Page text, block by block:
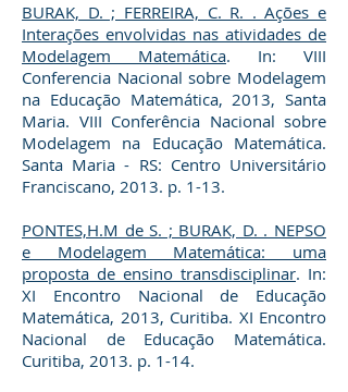
BURAK, D. ; FERREIRA, C. R. . Ações e
Interações envolvidas nas atividades de
Modelagem Matemática. In: VIII
Conferencia Nacional sobre Modelagem
na Educação Matemática, 2013, Santa
Maria. VIII Conferência Nacional sobre
Modelagem na Educação Matemática.
Santa Maria - RS: Centro Universitário
Franciscano, 2013. p. 1-13.
PONTES,H.M de S. ; BURAK, D. . NEPSO
e Modelagem Matemática: uma
proposta de ensino transdisciplinar. In:
XI Encontro Nacional de Educação
Matemática, 2013, Curitiba. XI Encontro
Nacional de Educação Matemática.
Curitiba, 2013. p. 1-14.